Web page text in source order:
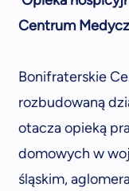
Centrum
Bonifraterskie
rozbudowaną
otacza opieką
domowych w
śląskim,